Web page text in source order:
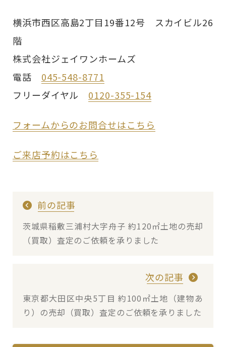
横浜市西区高島2丁目19番12号 スカイビル26
階
株式会社ジェイワンホームズ
電話 045-548-8771
フリーダイヤル 0120-355-154
フォームからのお問合せはこちら
ご来店予約はこちら
前の記事
茨城県稲敷三浦村大字舟子 約120㎡土地の売却
（買取）査定のご依頼を承りました
次の記事
東京都大田区中央5丁目 約100㎡土地（建物あ
り）の売却（買取）査定のご依頼を承りました